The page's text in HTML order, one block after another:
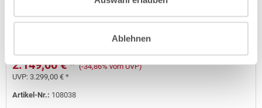
Ablehnen
2.149,00 € * (-34,86% vom UVP)
UVP:3.299,00 € *
Artikel-Nr.: 108038